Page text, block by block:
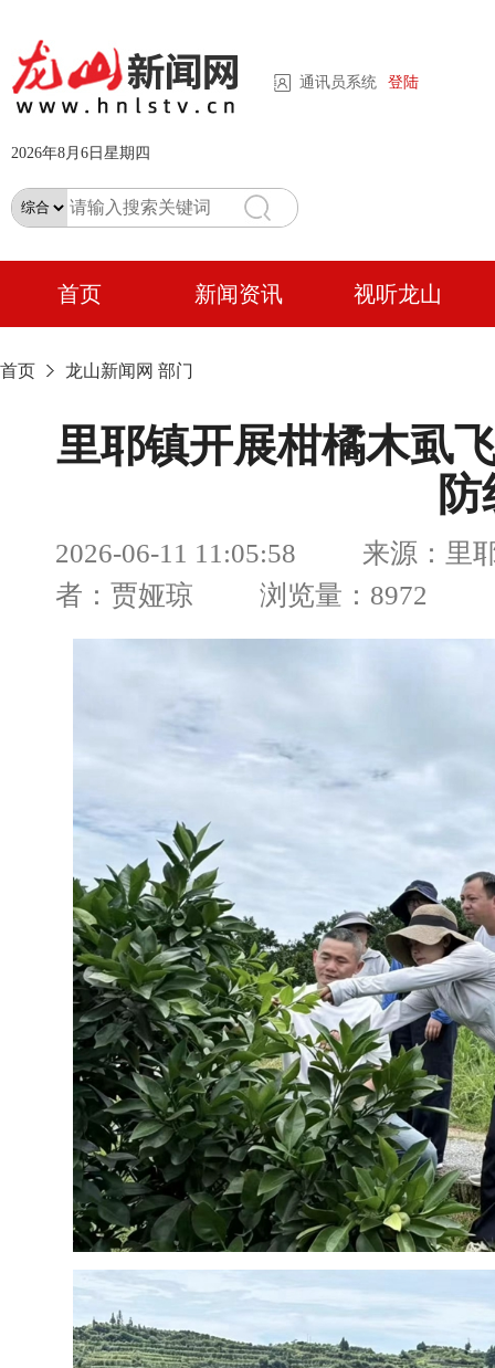
通讯员系统 登陆
2026年8月6日星期四
首页 新闻资讯 视听龙山
首页 龙山新闻网 部门
里耶镇开展柑橘木虱
2026-06-11 11:05:58 来源：里耶
者：贾娅琼 浏览量：8972